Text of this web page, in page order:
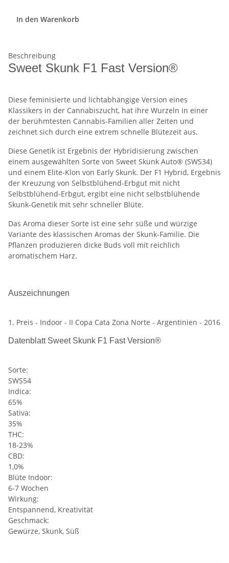
In den Warenkorb
Beschreibung
Sweet Skunk F1 Fast Version®
Diese feminisierte und lichtabhängige Version eines
Klassikers in der Cannabiszucht, hat ihre Wurzeln in einer
der berühmtesten Cannabis-Familien aller Zeiten und
zeichnet sich durch eine extrem schnelle Blütezeit aus.
Diese Genetik ist Ergebnis der Hybridisierung zwischen
einem ausgewählten Sorte von Sweet Skunk Auto® (SWS34)
und einem Elite-Klon von Early Skunk. Der F1 Hybrid, Ergebnis
der Kreuzung von Selbstblühend-Erbgut mit nicht
Selbstblühend-Erbgut, ergibt eine nicht selbstblühende
Skunk-Genetik mit sehr schneller Blüte.
Das Aroma dieser Sorte ist eine sehr süße und würzige
Variante des klassischen Aromas der Skunk-Familie. Die
Pflanzen produzieren dicke Buds voll mit reichlich
aromatischem Harz.
Auszeichnungen
1. Preis - Indoor - II Copa Cata Zona Norte - Argentinien - 2016
Datenblatt Sweet Skunk F1 Fast Version®
Sorte:
SWS54
Indica:
65%
Sativa:
35%
THC:
18-23%
CBD:
1,0%
Blüte Indoor:
6-7 Wochen
Wirkung:
Entspannend, Kreativität
Geschmack:
Gewürze, Skunk, Süß